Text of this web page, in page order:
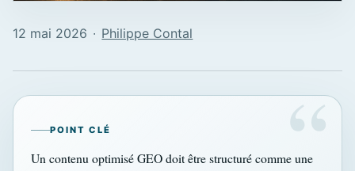
12 mai 2026 ∙ Philippe Contal
POINT CLÉ
Un contenu optimisé GEO doit être structuré comme une